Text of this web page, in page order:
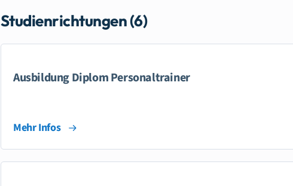
Studienrichtungen (6)
Ausbildung Diplom Personaltrainer
Mehr Infos